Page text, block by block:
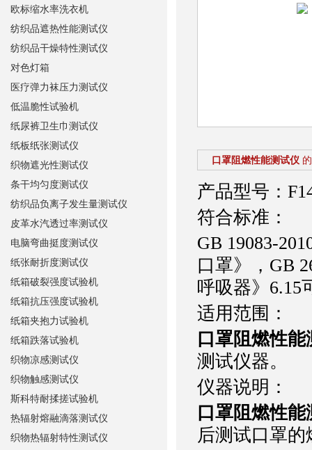
口罩阻燃性能测试仪
产品型号：
符合标准：
GB 19083-
口罩》，GB
呼吸器》6.15
适用范围：
口罩阻燃性能
测试仪器。
仪器说明：
口罩阻燃性能
后测试口罩
欧标缩水率洗衣机
纺织品遮热性能测试仪
纺织品干燥特性测试仪
对色灯箱
医疗弹力袜压力测试仪
低温脆性试验机
纸尿裤卫生巾测试仪
纸板纸张测试仪
织物遮光性测试仪
条干均匀度测试仪
纺织品负离子发生量测试仪
皮革水汽透过率测试仪
电脑弯曲挺度测试仪
纸张耐折度测试仪
纸箱破裂强度试验机
纸箱抗压强度试验机
纸箱夹抱力试验机
纸箱跌落试验机
织物凉感测试仪
织物触感测试仪
斯科特耐揉搓试验机
热辐射熔融滴落测试仪
织物热辐射特性测试仪